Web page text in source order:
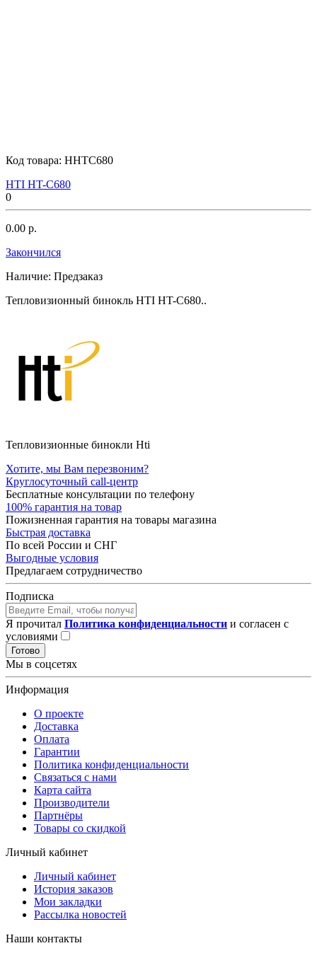
Код товара: HHTC680
HTI HT-C680
0
0.00 р.
Закончился
Наличие: Предзаказ
Тепловизионный бинокль HTI HT-C680..
Тепловизионные бинокли Hti
Хотите, мы Вам перезвоним?
Круглосуточный call-центр
Бесплатные консультации по телефону
100% гарантия на товар
Пожизненная гарантия на товары магазина
Быстрая доставка
По всей России и СНГ
Выгодные условия
Предлагаем сотрудничество
Подписка
Я прочитал Политика конфиденциальности и согласен с
условиями
Готово
Мы в соцсетях
Информация
О проекте
Доставка
Оплата
Гарантии
Политика конфиденциальности
Связаться с нами
Карта сайта
Производители
Партнёры
Товары со скидкой
Личный кабинет
Личный кабинет
История заказов
Мои закладки
Рассылка новостей
Наши контакты